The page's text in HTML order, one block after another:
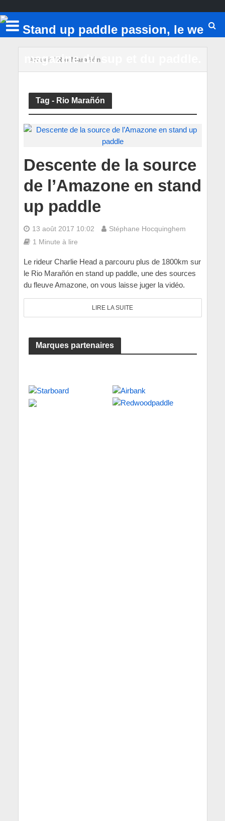
Accueil/ Rio Marañón
Tag - Rio Marañón
Descente de la source
de l’Amazone en stand
up paddle
13 août 2017 10:02
Stéphane Hocquinghem
1 Minute à lire
Le rideur Charlie Head a parcouru plus de 1800km sur
le Rio Marañón en stand up paddle, une des sources
du fleuve Amazone, on vous laisse juger la vidéo.
LIRE LA SUITE
Marques partenaires